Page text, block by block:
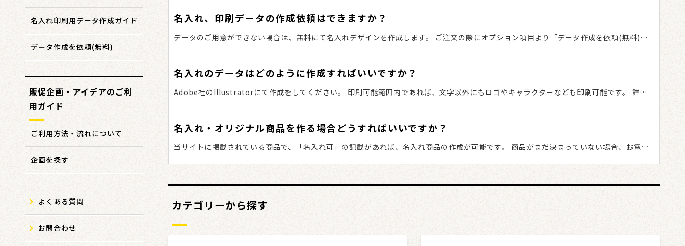
ン・OSでは画面の表示テキスト・内容が違う場合があります。
名入れ、印刷データの作成依頼はできますか？
データのご用意ができない場合は、無料にて名入れデザインを作成します。 ご注文の際にオプション項目より「データ作成を依頼(無料)」
名入れのデータはどのように作成すればいいですか？
Adobe社のIllustratorにて作成をしてください。 印刷可能範囲内であれば、文字以外にもロゴやキャラクターなども印刷可能です。 詳し
名入れ・オリジナル商品を作る場合どうすればいいですか？
当サイトに掲載されている商品で、「名入れ可」の記載があれば、名入れ商品の作成が可能です。 商品がまだ決まっていない場合、お電話
カテゴリーから探す
名入れ印刷用データ作成ガイド
データ作成を依頼(無料)
販促企画・アイデアのご利
用ガイド
ご利用方法・流れについて
企画を探す
よくある質問
お問合わせ